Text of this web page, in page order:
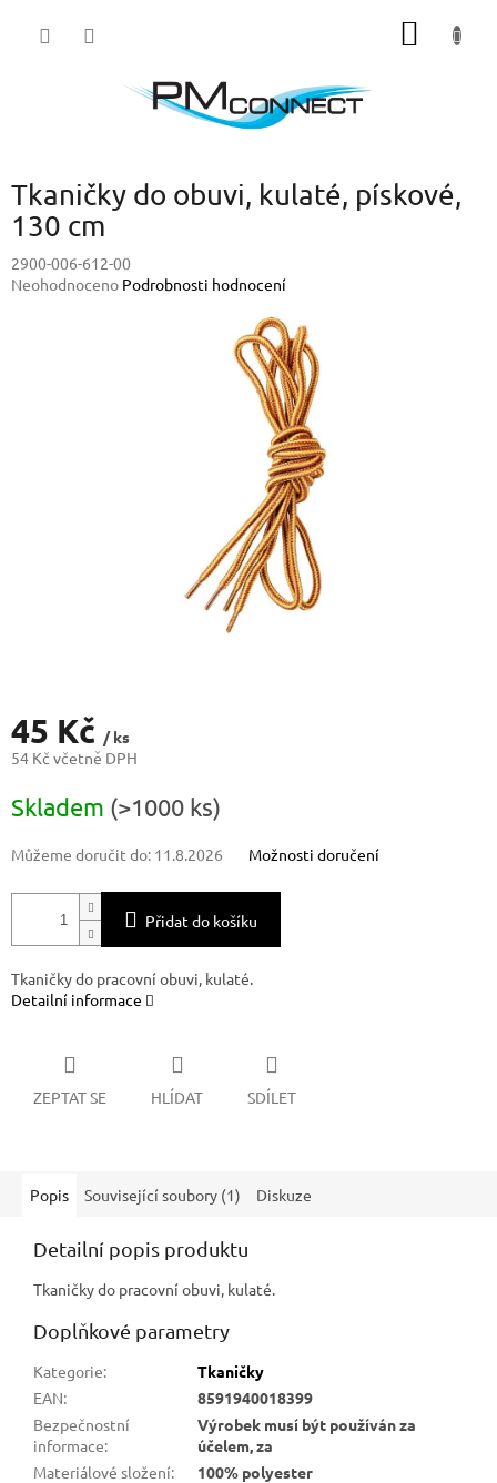
Tkaničky do obuvi, kulaté, pískové,
130 cm
2900-006-612-00
Průměrné
Neohodnoceno Podrobnosti hodnocení
45 Kč / ks
54 Kč včetně DPH
cena:
Skladem (>1000 ks)
Můžeme doručit do: 11.8.2026 Možnosti doručení
Přidat do košíku
Tkaničky do pracovní obuvi, kulaté.
Detailní informace
ZEPTAT SE HLÍDAT SDÍLET
Popis Související soubory (1) Diskuze
Detailní popis produktu
Tkaničky do pracovní obuvi, kulaté.
Doplňkové parametry
Kategorie:
Tkaničky
EAN:
8591940018399
Bezpečnostní
informace:
Výrobek musí být používán za
účelem, za
Materiálové složení:
100% polyester